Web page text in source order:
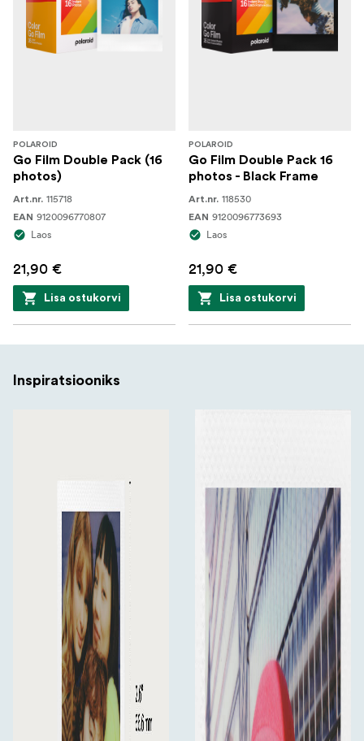
POLAROID
Go Film Double Pack (16
photos)
Art.nr. 115718
EAN 9120096770807
Laos
21,90 €
Lisa ostukorvi
POLAROID
Go Film Double Pack 16
photos - Black Frame
Art.nr. 118530
EAN 9120096773693
Laos
21,90 €
Lisa ostukorvi
Inspiratsiooniks